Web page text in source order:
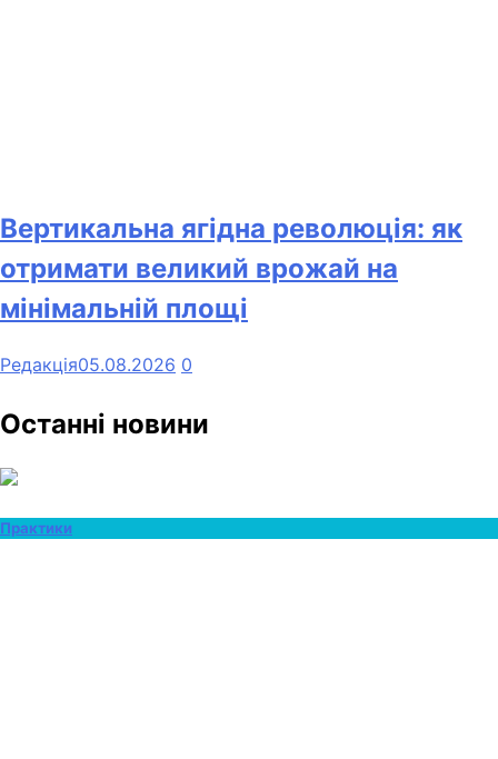
Вертикальна ягідна революція: як
отримати великий врожай на
мінімальній площі
Редакція05.08.2026 0
Останні новини
Практики